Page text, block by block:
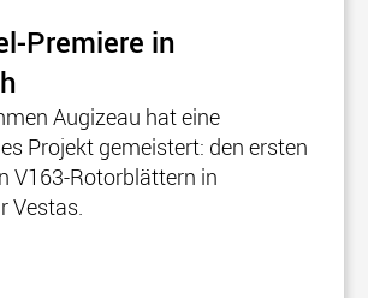
Premiere in
Augizeau hat eine
Projekt gemeistert: den ersten
V163-Rotorblättern in
Vestas.